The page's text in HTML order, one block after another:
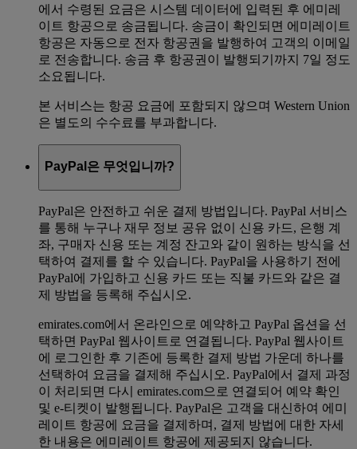
에서 수령된 요금은 시스템 데이터에 입력된 후 에미레
이트 항공으로 송금됩니다. 송금이 확인되면 에미레이트
항공은 자동으로 전자 항공권을 발행하여 고객의 이메일
로 전송합니다. 송금 후 항공권이 발행되기까지 7일 정도
소요됩니다.
본 서비스는 항공 요금에 포함되지 않으며 Western Union
은 별도의 수수료를 부과합니다.
PayPal은 무엇입니까?
PayPal은 안전하고 쉬운 결제 방법입니다. PayPal 서비스
를 통해 누구나 재무 정보 공유 없이 신용 카드, 은행 계
좌, 구매자 신용 또는 계정 잔고와 같이 원하는 방식을 선
택하여 결제를 할 수 있습니다. PayPal을 사용하기 전에
PayPal에 가입하고 신용 카드 또는 직불 카드와 같은 결
제 방법을 등록해 주십시오.
emirates.com에서 온라인으로 예약하고 PayPal 옵션을 선
택하면 PayPal 웹사이트로 연결됩니다. PayPal 웹사이트
에 로그인한 후 기존에 등록한 결제 방법 가운데 하나를
선택하여 요금을 결제해 주십시오. PayPal에서 결제 과정
이 처리되면 다시 emirates.com으로 연결되어 예약 확인
및 e-티켓이 발행됩니다. PayPal은 고객을 대신하여 에미
레이트 항공에 요금을 결제하며, 결제 방법에 대한 자세
한 내용은 에미레이트 항공에 제공되지 않습니다.